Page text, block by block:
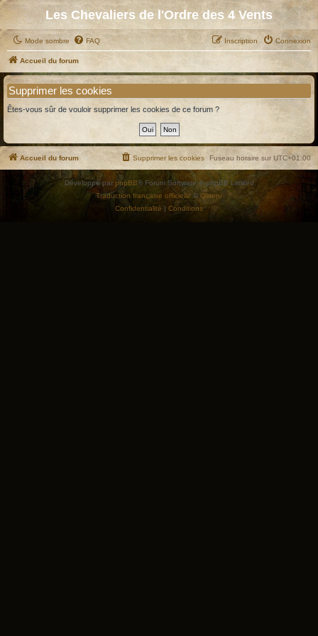
Les Chevaliers de l'Ordre des 4 Vents
Mode sombre FAQ Connexion
Inscription
Accueil du forum
Supprimer les cookies
Êtes-vous sûr de vouloir supprimer les cookies de ce forum ?
Accueil du forum Fuseau horaire surUTC+01:00
Supprimer les cookies
Développé par phpBB® Forum Software © phpBB Limited
Traduction française officielle © Qiaeru
Confidentialité | Conditions